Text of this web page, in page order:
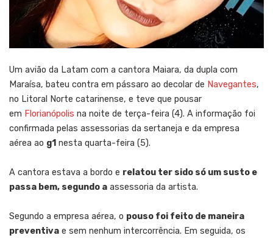
Um avião da Latam com a cantora Maiara, da dupla com
Maraísa, bateu contra em pássaro ao decolar de Navegantes,
no Litoral Norte catarinense, e teve que pousar
em Florianópolis na noite de terça-feira (4). A informação foi
confirmada pelas assessorias da sertaneja e da empresa
aérea ao g1 nesta quarta-feira (5).
A cantora estava a bordo e relatou ter sido só um susto e
passa bem, segundo a assessoria da artista.
Segundo a empresa aérea, o pouso foi feito de maneira
preventiva e sem nenhum intercorrência. Em seguida, os